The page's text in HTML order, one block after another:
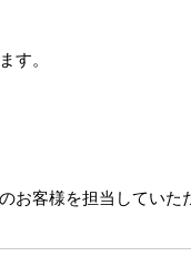
す。
客様を担当していた